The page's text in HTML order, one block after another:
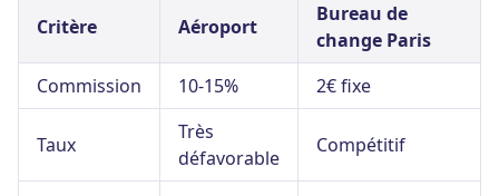
Critère Aéroport
Bureau de
change Paris
Commission
10-15% 2€ fixe
Taux
Très
défavorable
Compétitif